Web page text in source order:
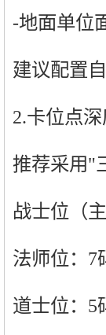
-地面单位
建议配置
2.卡位点
推荐采用"
战士位（
法师位：7
道士位：5